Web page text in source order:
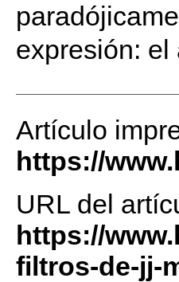
expresión: el
Artículo
https://
URL del
https://
filtros-de-jj-